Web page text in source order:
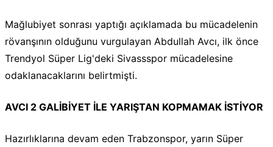
Mağlubiyet sonrası yaptığı açıklamada bu mücadelenin
rövanşının olduğunu vurgulayan Abdullah Avcı, ilk önce
Trendyol Süper Lig'deki Sivassspor mücadelesine
odaklanacaklarını belirtmişti.
AVCI 2 GALİBİYET İLE YARIŞTAN KOPMAMAK İSTİYOR
Hazırlıklarına devam eden Trabzonspor, yarın Süper